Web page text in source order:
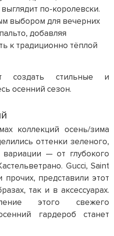
по-королевски.
выбором для вечерних
добавляя
к традиционно тёплой
создать стильные и
осенний сезон.
коллекций осень/зима
оттенки зеленого,
вариации — от глубокого
Gucci, Saint
представили этот
так и в аксессуарах.
этого свежего
гардероб станет